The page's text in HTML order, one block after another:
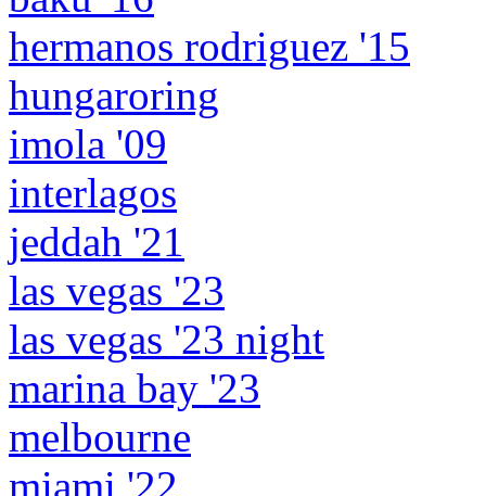
hermanos rodriguez '15
hungaroring
imola '09
interlagos
jeddah '21
las vegas '23
las vegas '23 night
marina bay '23
melbourne
miami '22